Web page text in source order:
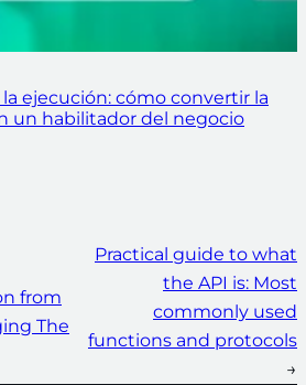
ejecución: cómo convertir la
un habilitador del negocio
from
The
Practical guide to what
the API is: Most
commonly used
functions and protocols
→